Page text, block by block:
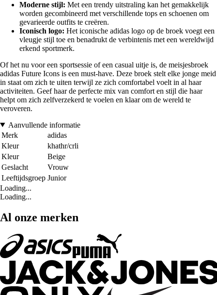
Moderne stijl: Met een trendy uitstraling kan het gemakkelijk
worden gecombineerd met verschillende tops en schoenen om
gevarieerde outfits te creëren.
Iconisch logo: Het iconische adidas logo op de broek voegt een
vleugje stijl toe en benadrukt de verbintenis met een wereldwijd
erkend sportmerk.
Of het nu voor een sportsessie of een casual uitje is, de meisjesbroek
adidas Future Icons is een must-have. Deze broek stelt elke jonge meid
in staat om zich te uiten terwijl ze zich comfortabel voelt in al haar
activiteiten. Geef haar de perfecte mix van comfort en stijl die haar
helpt om zich zelfverzekerd te voelen en klaar om de wereld te
veroveren.
Aanvullende informatie
Merk
adidas
Kleur
khathr/crli
Kleur
Beige
Geslacht
Vrouw
Leeftijdsgroep Junior
Loading...
Loading...
Al onze merken